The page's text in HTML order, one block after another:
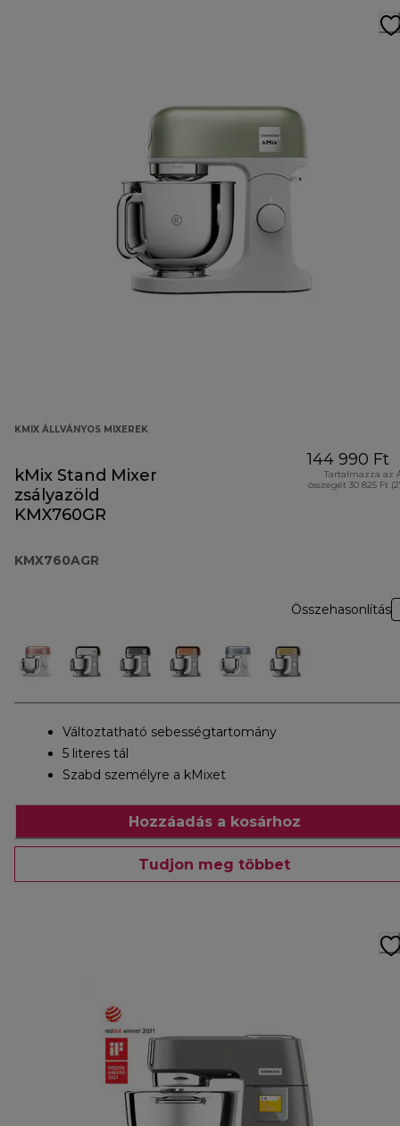
KMIX ÁLLVÁNYOS MIXEREK
kMix Stand Mixer
zsályazöld
KMX760GR
KMX760AGR
144 990 Ft
Tartalmazza az
összegét 30 825 Ft
Összehasonlítás
Változtatható sebességtartomány
5 literes tál
Szabd személyre a kMixet
Hozzáadás a kosárhoz
Tudjon meg többet